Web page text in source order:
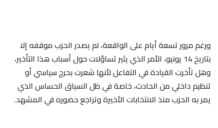
ورغم مرور تسعة أيام على الواقعة، لم يصدر الحزب موقفه إلا
بتاريخ 14 يونيو، الأمر الذي يثير تساؤلات حول أسباب هذا التأخير،
وهل تأخرت القيادة في التفاعل لأنها شعرت بحرج سياسي أو
تنظيم داخلي من الحادث، خاصة في ظل السياق الحساس الذي
يمر به الحزب منذ الانتخابات الأخيرة وتراجع حضوره في المشهد.